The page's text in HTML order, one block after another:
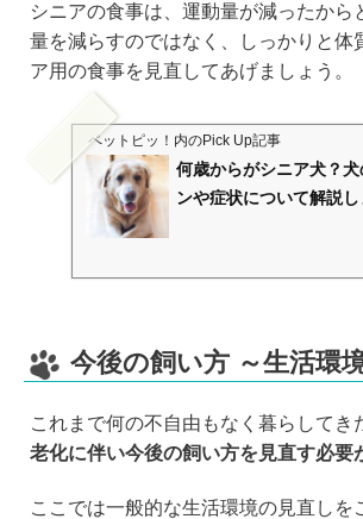
シニアの食事は、運動量が減ったから
量を減らすのではなく、しっかりと体
ア用の食事を見直してあげましょう。
ペットピッ！ 内のPick Up記事
何歳からがシニア犬？犬
ンや症状について解説
今後の飼い方 ～生活環
これまで何の不自由もなく暮らしてき
老化に伴い今後の飼い方を見直す必要
ここでは一般的な生活環境の見直しを